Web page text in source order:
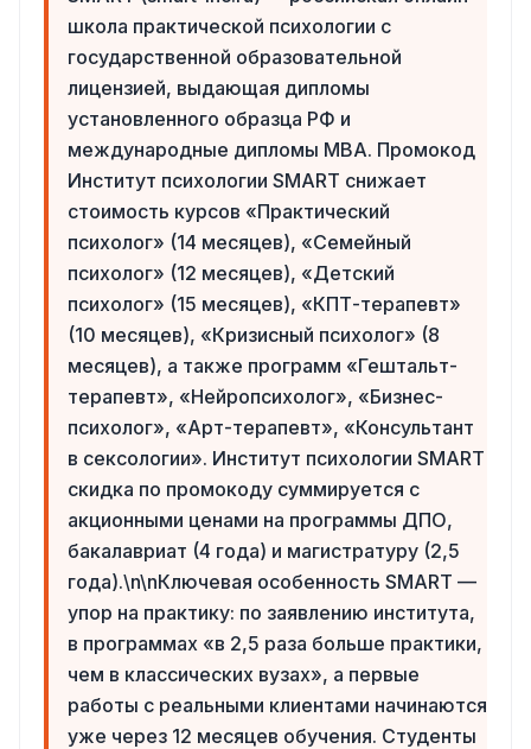
школа практической психологии с
государственной образовательной
лицензией, выдающая дипломы
установленного образца РФ и
международные дипломы MBA. Промокод
Институт психологии SMART снижает
стоимость курсов «Практический
психолог» (14 месяцев), «Семейный
психолог» (12 месяцев), «Детский
психолог» (15 месяцев), «КПТ-терапевт»
(10 месяцев), «Кризисный психолог» (8
месяцев), а также программ «Гештальт-
терапевт», «Нейропсихолог», «Бизнес-
психолог», «Арт-терапевт», «Консультант
в сексологии». Институт психологии SMART
скидка по промокоду суммируется с
акционными ценами на программы ДПО,
бакалавриат (4 года) и магистратуру (2,5
года).\n\nКлючевая особенность SMART —
упор на практику: по заявлению института,
в программах «в 2,5 раза больше практики,
чем в классических вузах», а первые
работы с реальными клиентами начинаются
уже через 12 месяцев обучения. Студенты